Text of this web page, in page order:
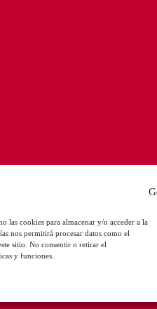
las cookies para almacenar y/o acceder a la
nos permitirá procesar datos como el
sitio. No consentir o retirar el
y funciones.